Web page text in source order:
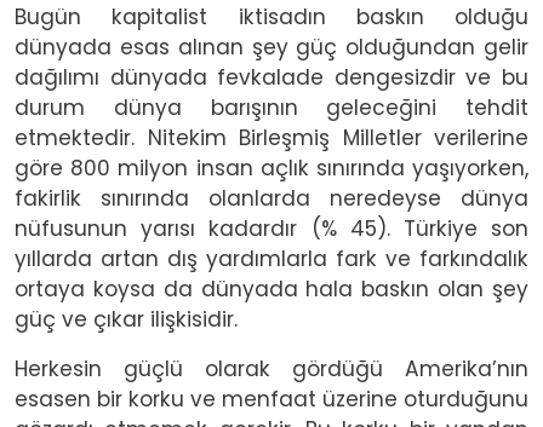
Bugün kapitalist iktisadın baskın olduğu
dünyada esas alınan şey güç olduğundan gelir
dağılımı dünyada fevkalade dengesizdir ve bu
durum dünya barışının geleceğini tehdit
etmektedir. Nitekim Birleşmiş Milletler verilerine
göre 800 milyon insan açlık sınırında yaşıyorken,
fakirlik sınırında olanlarda neredeyse dünya
nüfusunun yarısı kadardır (% 45). Türkiye son
yıllarda artan dış yardımlarla fark ve farkındalık
ortaya koysa da dünyada hala baskın olan şey
güç ve çıkar ilişkisidir.
Herkesin güçlü olarak gördüğü Amerika’nın
esasen bir korku ve menfaat üzerine oturduğunu